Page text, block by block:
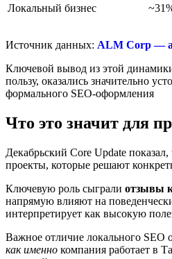
Локальный бизнес
Источник данных: ALM Corp —
Ключевой вывод из этой
пользу, оказались значительно
формального SEO-оформления
Что это значит для
Декабрьский Core Update
проекты, которые решают
Ключевую роль сыграли отзывы
напрямую влияют на
интерпретирует как высокую
Важное отличие локального SEO
как именно компания работает в